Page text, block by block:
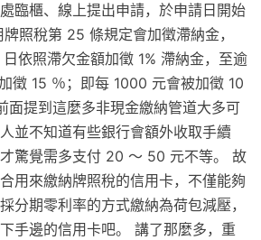
臨櫃、線上提出申請，於申請日開始
照稅第 25 條規定會加徵滯納金，
依照滯欠金額加徵 1% 滯納金，至逾
徵 15 ％；即每 1000 元會被加徵 10
面提到這麼多非現金繳納管道大多可
並不知道有些銀行會額外收取手續
驚覺需多支付 20 ～ 50 元不等。 故
用來繳納牌照稅的信用卡，不僅能夠
分期零利率的方式繳納為荷包減壓，
手邊的信用卡吧。 講了那麼多，重